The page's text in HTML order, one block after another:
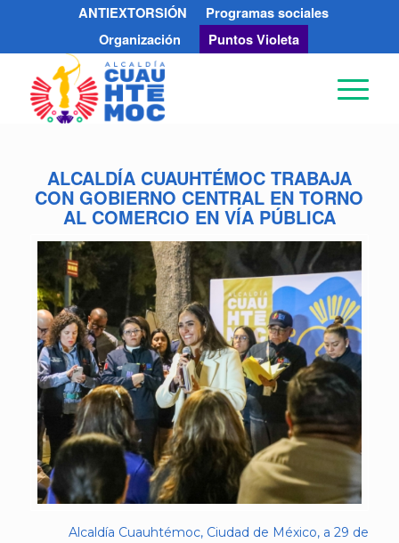
ANTIEXTORSIÓN
Programas sociales
Organización
Puntos Violeta
ALCALDÍA CUAUHTÉMOC TRABAJA
CON GOBIERNO CENTRAL EN TORNO
AL COMERCIO EN VÍA PÚBLICA
Alcaldía Cuauhtémoc, Ciudad de México, a 29 de